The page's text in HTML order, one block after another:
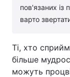
пов'язаних із
варто
Ті, хто
більше
можуть